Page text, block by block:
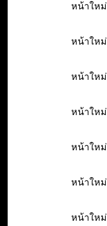
หน้าใหม่
หน้าใหม่
หน้าใหม่
หน้าใหม่
หน้าใหม่
หน้าใหม่
หน้าใหม่